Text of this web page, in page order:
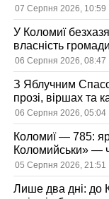
07 Серпня 2026, 10:59
У Коломиї
власність
06 Серпня 2026, 08:47
З Яблучним
прозі, віршах та
06 Серпня 2026, 05:04
Коломиї — 785:
Коломийськи» —
05 Серпня 2026, 21:51
Лише два дні: до